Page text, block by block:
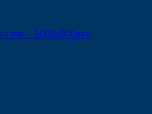
i træ – 1060x900mm